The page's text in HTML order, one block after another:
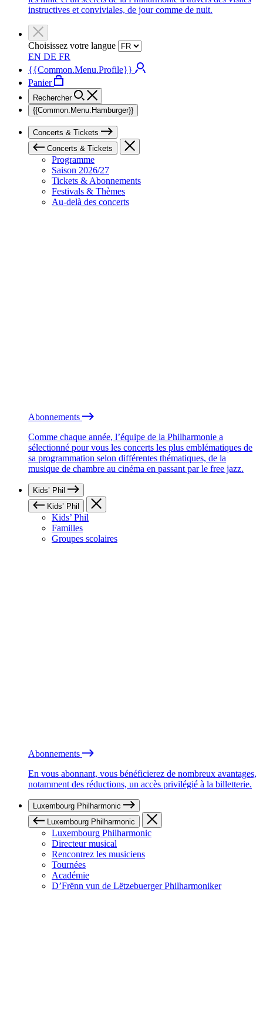
instructives et conviviales, de jour comme de nuit.
Choisissez votre langue
EN DE FR
{{Common.Menu.Profile}}
Panier
Rechercher
{{Common.Menu.Hamburger}}
Concerts & Tickets
Concerts & Tickets
Programme
Saison 2026/27
Tickets & Abonnements
Festivals & Thèmes
Au-delà des concerts
Abonnements
Comme chaque année, l’équipe de la Philharmonie a
sélectionné pour vous les concerts les plus emblématiques de
sa programmation selon différentes thématiques, de la
musique de chambre au cinéma en passant par le free jazz.
Kids’ Phil
Kids’ Phil
Kids’ Phil
Familles
Groupes scolaires
Abonnements
En vous abonnant, vous bénéficierez de nombreux avantages,
notamment des réductions, un accès privilégié à la billetterie.
Luxembourg Philharmonic
Luxembourg Philharmonic
Luxembourg Philharmonic
Directeur musical
Rencontrez les musiciens
Tournées
Académie
D’Frënn vun de Lëtzebuerger Philharmoniker